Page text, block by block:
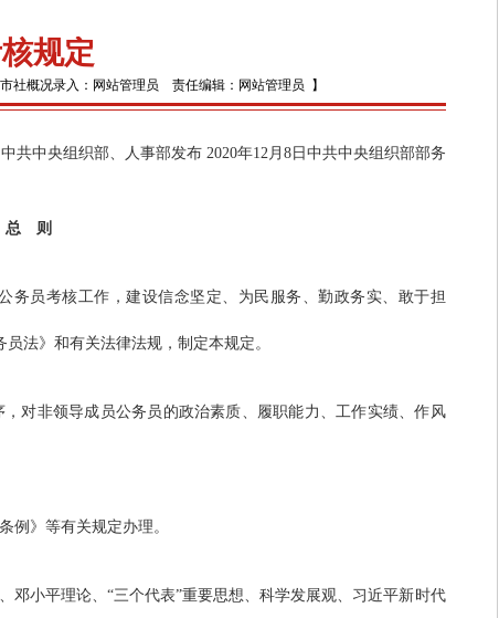
规定
社概况录入：网站管理员 责任编辑：网站管理员 】
共中央组织部、人事部发布 2020年12月8日中共中央组织部部务
总 则
员考核工作，建设信念坚定、为民服务、勤政务实、敢于担
法》和有关法律法规，制定本规定。
对非领导成员公务员的政治素质、履职能力、工作实绩、作风
》等有关规定办理。
小平理论、“三个代表”重要思想、科学发展观、习近平新时代